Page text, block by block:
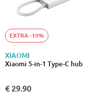
EXTRA -10%
XIAOMI
Xiaomi 5-in-1 Type-C hub
€ 29.90